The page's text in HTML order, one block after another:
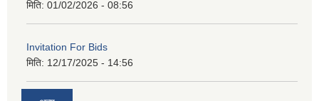
मिति: 01/02/2026 - 08:56
Invitation For Bids
मिति: 12/17/2025 - 14:56